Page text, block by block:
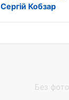
Сергій Кобзар
Без фото